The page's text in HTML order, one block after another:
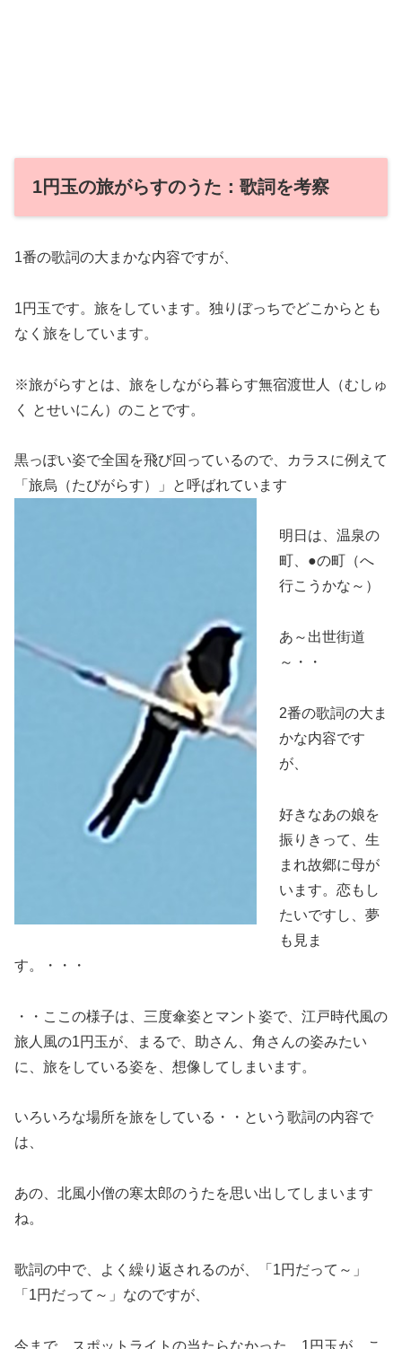
1円玉の旅がらすのうた：歌詞を考察
1番の歌詞の大まかな内容ですが、
1円玉です。旅をしています。独りぼっちでどこからとも
なく旅をしています。
※旅がらすとは、旅をしながら暮らす無宿渡世人（むしゅ
く とせいにん）のことです。
黒っぽい姿で全国を飛び回っているので、カラスに例えて
「旅烏（たびがらす）」と呼ばれています
明日は、温泉の
町、●の町（へ
行こうかな～）
あ～出世街道
～・・
2番の歌詞の大ま
かな内容です
が、
好きなあの娘を
振りきって、生
まれ故郷に母が
います。恋もし
たいですし、夢
も見ま
す。・・・
・・ここの様子は、三度傘姿とマント姿で、江戸時代風の
旅人風の1円玉が、まるで、助さん、角さんの姿みたい
に、旅をしている姿を、想像してしまいます。
いろいろな場所を旅をしている・・という歌詞の内容で
は、
あの、北風小僧の寒太郎のうたを思い出してしまいます
ね。
歌詞の中で、よく繰り返されるのが、「1円だって～」
「1円だって～」なのですが、
今まで、スポットライトの当たらなかった、1円玉が、こ